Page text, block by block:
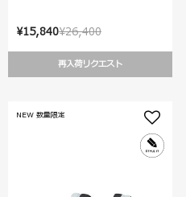
¥26,400
¥15,840
再入荷リクエスト
NEW 数量限定